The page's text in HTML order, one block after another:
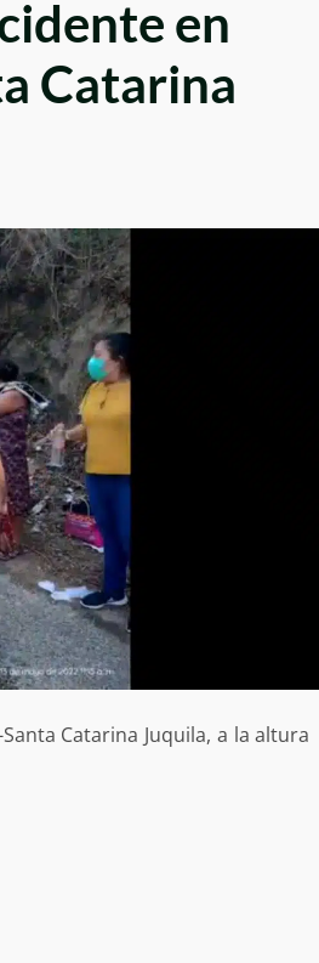
en
Catarina
Catarina Juquila, a la altura